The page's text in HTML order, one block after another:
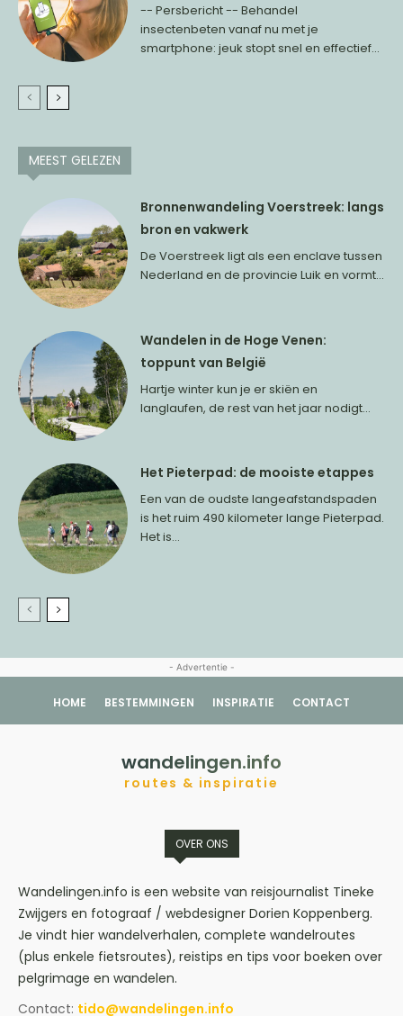
-- Persbericht -- Behandel
insectenbeten vanaf nu met je
smartphone: jeuk stopt snel en effectief...
MEEST GELEZEN
Bronnenwandeling Voerstreek: langs
bron en vakwerk
De Voerstreek ligt als een enclave tussen
Nederland en de provincie Luik en vormt...
Wandelen in de Hoge Venen:
toppunt van België
Hartje winter kun je er skiën en
langlaufen, de rest van het jaar nodigt...
Het Pieterpad: de mooiste etappes
Een van de oudste langeafstandspaden
is het ruim 490 kilometer lange Pieterpad.
Het is...
- Advertentie -
HOME BESTEMMINGEN INSPIRATIE CONTACT
wandelingen.info
routes & inspiratie
OVER ONS
Wandelingen.info is een website van reisjournalist Tineke
Zwijgers en fotograaf / webdesigner Dorien Koppenberg.
Je vindt hier wandelverhalen, complete wandelroutes
(plus enkele fietsroutes), reistips en tips voor boeken over
pelgrimage en wandelen.
Contact: tido@wandelingen.info